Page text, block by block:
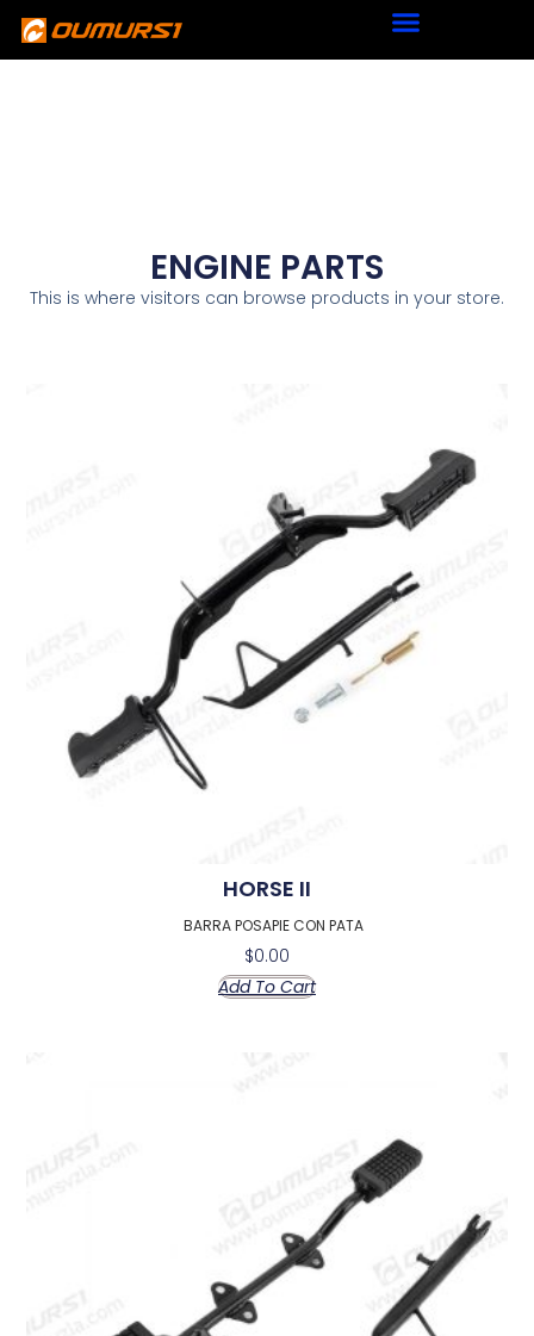
ENGINE PARTS
This is where visitors can browse products in your store.
HORSE II
BARRA POSAPIE CON PATA
$0.00
Add To Cart